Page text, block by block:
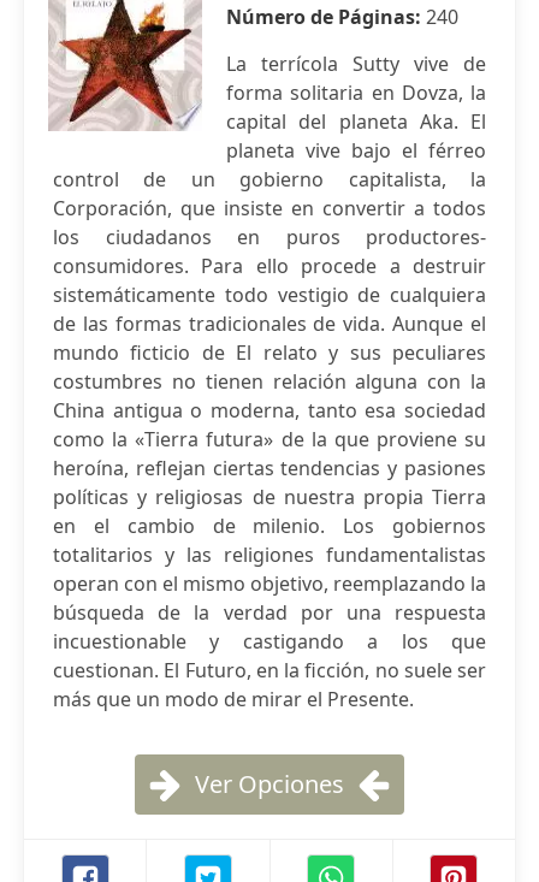
Número de Páginas: 240
La terrícola Sutty vive de
forma solitaria en Dovza, la
capital del planeta Aka. El
planeta vive bajo el férreo
control de un gobierno capitalista, la
Corporación, que insiste en convertir a todos
los ciudadanos en puros productores-
consumidores. Para ello procede a destruir
sistemáticamente todo vestigio de cualquiera
de las formas tradicionales de vida. Aunque el
mundo ficticio de El relato y sus peculiares
costumbres no tienen relación alguna con la
China antigua o moderna, tanto esa sociedad
como la «Tierra futura» de la que proviene su
heroína, reflejan ciertas tendencias y pasiones
políticas y religiosas de nuestra propia Tierra
en el cambio de milenio. Los gobiernos
totalitarios y las religiones fundamentalistas
operan con el mismo objetivo, reemplazando la
búsqueda de la verdad por una respuesta
incuestionable y castigando a los que
cuestionan. El Futuro, en la ficción, no suele ser
más que un modo de mirar el Presente.
Ver Opciones